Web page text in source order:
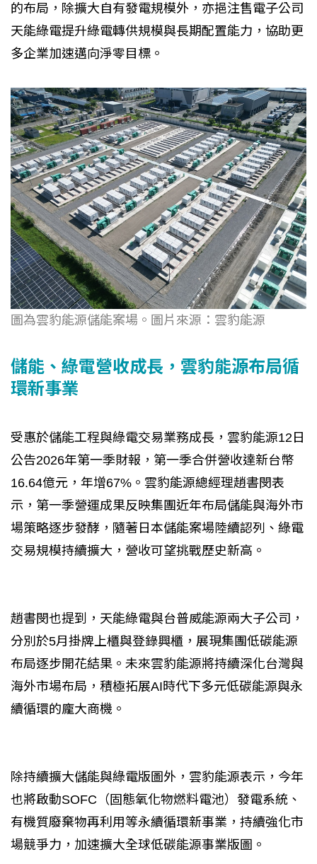
的布局，除擴大自有發電規模外，亦挹注售電子公司
天能綠電提升綠電轉供規模與長期配置能力，協助更
多企業加速邁向淨零目標。
圖為雲豹能源儲能案場。圖片來源：雲豹能源
儲能、綠電營收成長，雲豹能源布局循
環新事業
受惠於儲能工程與綠電交易業務成長，雲豹能源12日
公告2026年第一季財報，第一季合併營收達新台幣
16.64億元，年增67%。雲豹能源總經理趙書閔表
示，第一季營運成果反映集團近年布局儲能與海外市
場策略逐步發酵，隨著日本儲能案場陸續認列、綠電
交易規模持續擴大，營收可望挑戰歷史新高。
趙書閔也提到，天能綠電與台普威能源兩大子公司，
分別於5月掛牌上櫃與登錄興櫃，展現集團低碳能源
布局逐步開花結果。未來雲豹能源將持續深化台灣與
海外市場布局，積極拓展AI時代下多元低碳能源與永
續循環的龐大商機。
除持續擴大儲能與綠電版圖外，雲豹能源表示，今年
也將啟動SOFC（固態氧化物燃料電池）發電系統、
有機質廢棄物再利用等永續循環新事業，持續強化市
場競爭力，加速擴大全球低碳能源事業版圖。